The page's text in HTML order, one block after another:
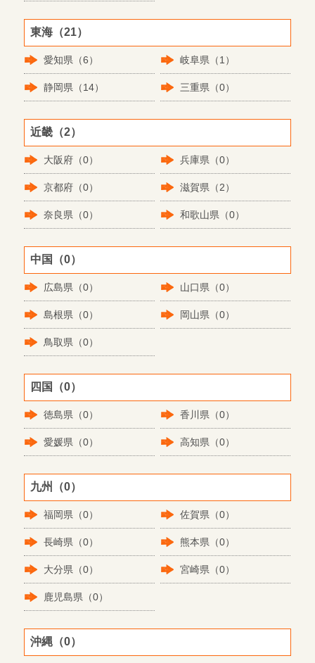
東海（21）
愛知県（6） 岐阜県（1）
静岡県（14） 三重県（0）
近畿（2）
大阪府（0） 兵庫県（0）
京都府（0） 滋賀県（2）
奈良県（0） 和歌山県（0）
中国（0）
広島県（0） 山口県（0）
島根県（0） 岡山県（0）
鳥取県（0）
四国（0）
徳島県（0） 香川県（0）
愛媛県（0） 高知県（0）
九州（0）
福岡県（0） 佐賀県（0）
長崎県（0） 熊本県（0）
大分県（0） 宮崎県（0）
鹿児島県（0）
沖縄（0）